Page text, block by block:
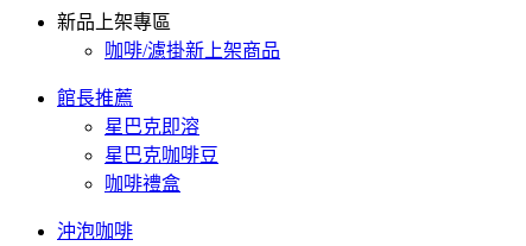
新品上架專區
咖啡/濾掛新上架商品
館長推薦
星巴克即溶
星巴克咖啡豆
咖啡禮盒
沖泡咖啡